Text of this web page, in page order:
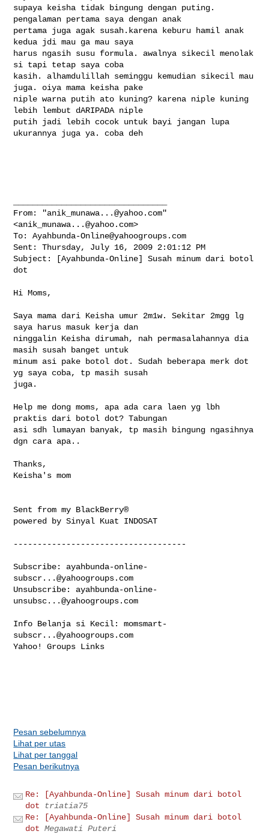
supaya keisha tidak bingung dengan puting.
pengalaman pertama saya dengan anak
pertama juga agak susah.karena keburu hamil anak
kedua jdi mau ga mau saya
harus ngasih susu formula. awalnya sikecil menolak
si tapi tetap saya coba
kasih. alhamdulillah seminggu kemudian sikecil mau
juga. oiya mama keisha pake
niple warna putih ato kuning? karena niple kuning
lebih lembut dARIPADA niple
putih jadi lebih cocok untuk bayi jangan lupa
ukurannya juga ya. coba deh
From: "anik_munawa...@yahoo.com"
<anik_munawa...@yahoo.com>
To: Ayahbunda-Online@yahoogroups.com
Sent: Thursday, July 16, 2009 2:01:12 PM
Subject: [Ayahbunda-Online] Susah minum dari botol
dot
Hi Moms,
Saya mama dari Keisha umur 2m1w. Sekitar 2mgg lg
saya harus masuk kerja dan
ninggalin Keisha dirumah, nah permasalahannya dia
masih susah banget untuk
minum asi pake botol dot. Sudah beberapa merk dot
yg saya coba, tp masih susah
juga.
Help me dong moms, apa ada cara laen yg lbh
praktis dari botol dot? Tabungan
asi sdh lumayan banyak, tp masih bingung ngasihnya
dgn cara apa..
Thanks,
Keisha's mom
Sent from my BlackBerry®
powered by Sinyal Kuat INDOSAT
------------------------------------
Subscribe: ayahbunda-online-
subscr...@yahoogroups.com
Unsubscribe: ayahbunda-online-
unsubsc...@yahoogroups.com
Info Belanja si Kecil: momsmart-
subscr...@yahoogroups.com
Yahoo! Groups Links
Pesan sebelumnya
Lihat per utas
Lihat per tanggal
Pesan berikutnya
Re: [Ayahbunda-Online] Susah minum dari botol
dot
triatia75
Re: [Ayahbunda-Online] Susah minum dari botol
dot Megawati Puteri